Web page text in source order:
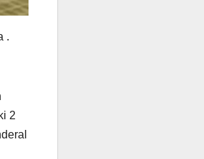
.
2